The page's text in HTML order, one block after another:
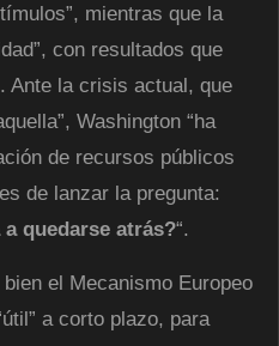
mientras que la
con resultados que
Ante la crisis actual, que
Washington “ha
de recursos públicos
de lanzar la pregunta:
quedarse atrás?“.
el Mecanismo Europeo
a corto plazo, para